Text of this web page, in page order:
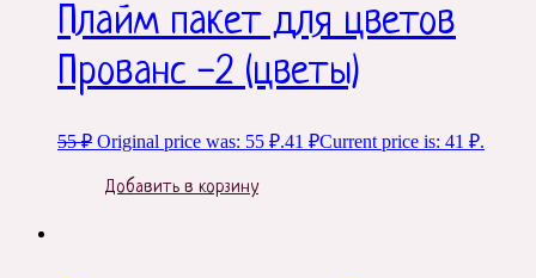
Плайм пакет для цветов
Прованс -2 (цветы)
55₽ Original price was: 55 ₽.41 ₽Current price is: 41 ₽.
Добавить в корзину